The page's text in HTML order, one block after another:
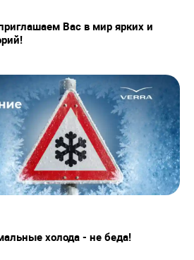
Вас в мир ярких и
холода - не беда!